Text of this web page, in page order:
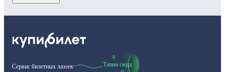
Сервис билетных лазеек Тапни сюда